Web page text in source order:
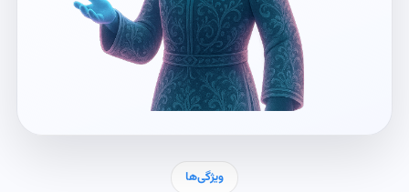
ویژگی‌ها